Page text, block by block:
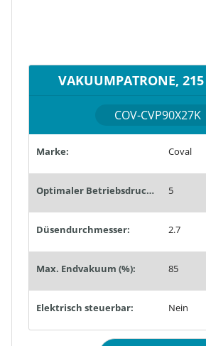
VAKUUMPATRONE,
COV-CVP90X27K
Marke: Coval
Optimaler Betriebsdruck (bar): 5
Düsendurchmesser: 2.7
Max. Endvakuum (%): 85
Elektrisch steuerbar: Nein